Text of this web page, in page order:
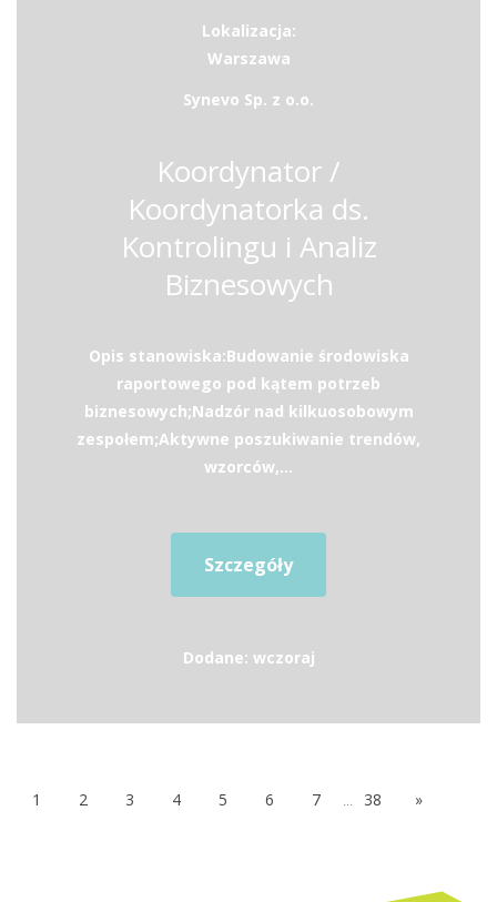
Lokalizacja:
Warszawa
Synevo Sp. z o.o.
Koordynator /
Koordynatorka ds.
Kontrolingu i Analiz
Biznesowych
Opis stanowiska:Budowanie środowiska
raportowego pod kątem potrzeb
biznesowych;Nadzór nad kilkuosobowym
zespołem;Aktywne poszukiwanie trendów,
wzorców,...
Szczegóły
Dodane: wczoraj
1 2 3 4 5 6 7 ... 38 »